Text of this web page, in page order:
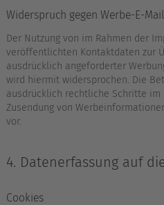
Widerspruch gegen Werbe-E-
Der Nutzung von im Rahmen der
veröffentlichten Kontaktdaten zur
ausdrücklich angeforderter
wird hiermit widersprochen. Die
ausdrücklich rechtliche Schritte im
Zusendung von
vor.
4. Datenerfassung auf
Cookies